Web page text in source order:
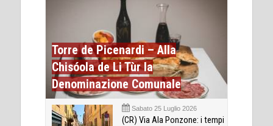
Torre de Picenardi – Alla
Chisóola de Li Tùr la
Denominazione Comunale
Sabato 25 Luglio 2026
(CR) Via Ala Ponzone: i tempi